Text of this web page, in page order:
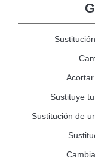
Sustituye
Sustitución de